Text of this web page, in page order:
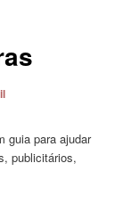
guia para ajudar
publicitários,